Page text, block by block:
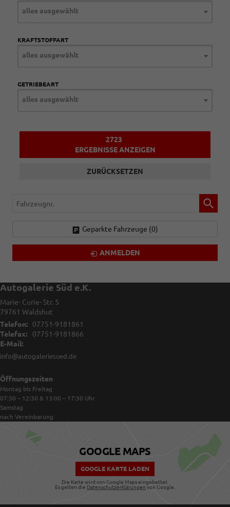
alles ausgewählt
KRAFTSTOFFART
alles ausgewählt
GETRIEBEART
alles ausgewählt
2723
ERGEBNISSE ANZEIGEN
ZURÜCKSETZEN
Fahrzeugnr.
Geparkte Fahrzeuge (0)
ANMELDEN
Autogalerie Süd e.K.
Marie- Curie- Str. 5
79761 Waldshut
Telefon:
07751-9181861
Telefax:
07751-9181866
E-Mail:
info@autogaleriesued.de
Öffnungszeiten
Montag bis Freitag
07:30 – 12:30 & 13:00 – 17:30 Uhr
Samstag
nach Vereinbarung
GOOGLE MAPS
GOOGLE KARTE LADEN
Die Karte wird von Google Maps eingebettet.
Es gelten die Datenschutzerklärungen von Google.